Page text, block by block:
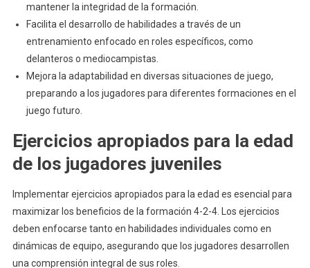
mantener la integridad de la formación.
Facilita el desarrollo de habilidades a través de un
entrenamiento enfocado en roles específicos, como
delanteros o mediocampistas.
Mejora la adaptabilidad en diversas situaciones de juego,
preparando a los jugadores para diferentes formaciones en el
juego futuro.
Ejercicios apropiados para la edad
de los jugadores juveniles
Implementar ejercicios apropiados para la edad es esencial para
maximizar los beneficios de la formación 4-2-4. Los ejercicios
deben enfocarse tanto en habilidades individuales como en
dinámicas de equipo, asegurando que los jugadores desarrollen
una comprensión integral de sus roles.